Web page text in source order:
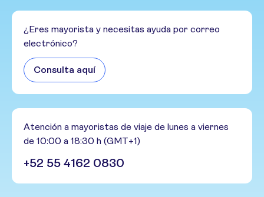
¿Eres mayorista y necesitas ayuda por correo
electrónico?
Consulta aquí
Atención a mayoristas de viaje de lunes a viernes
de 10:00 a 18:30 h (GMT+1)
+52 55 4162 0830